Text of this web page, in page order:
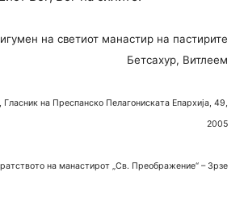
на светиот манастир на пастирите
Бетсахур, Витлеем
на Преспанско Пелагониската Епархија, 49,
2005
на манастирот „Св. Преображение“ – Зрзе